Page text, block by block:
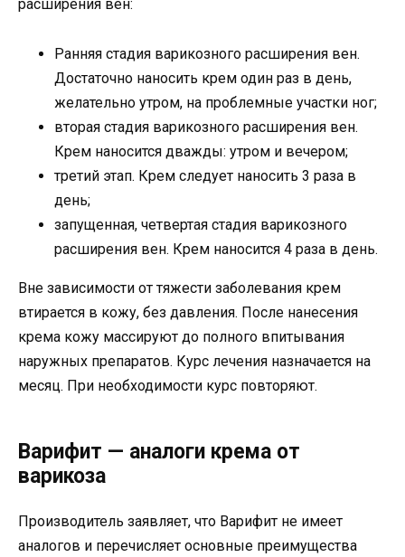
расширения вен:
Ранняя стадия варикозного расширения вен.
Достаточно наносить крем один раз в день,
желательно утром, на проблемные участки ног;
вторая стадия варикозного расширения вен.
Крем наносится дважды: утром и вечером;
третий этап. Крем следует наносить 3 раза в
день;
запущенная, четвертая стадия варикозного
расширения вен. Крем наносится 4 раза в день.
Вне зависимости от тяжести заболевания крем
втирается в кожу, без давления. После нанесения
крема кожу массируют до полного впитывания
наружных препаратов. Курс лечения назначается на
месяц. При необходимости курс повторяют.
Варифит — аналоги крема от
варикоза
Производитель заявляет, что Варифит не имеет
аналогов и перечисляет основные преимущества